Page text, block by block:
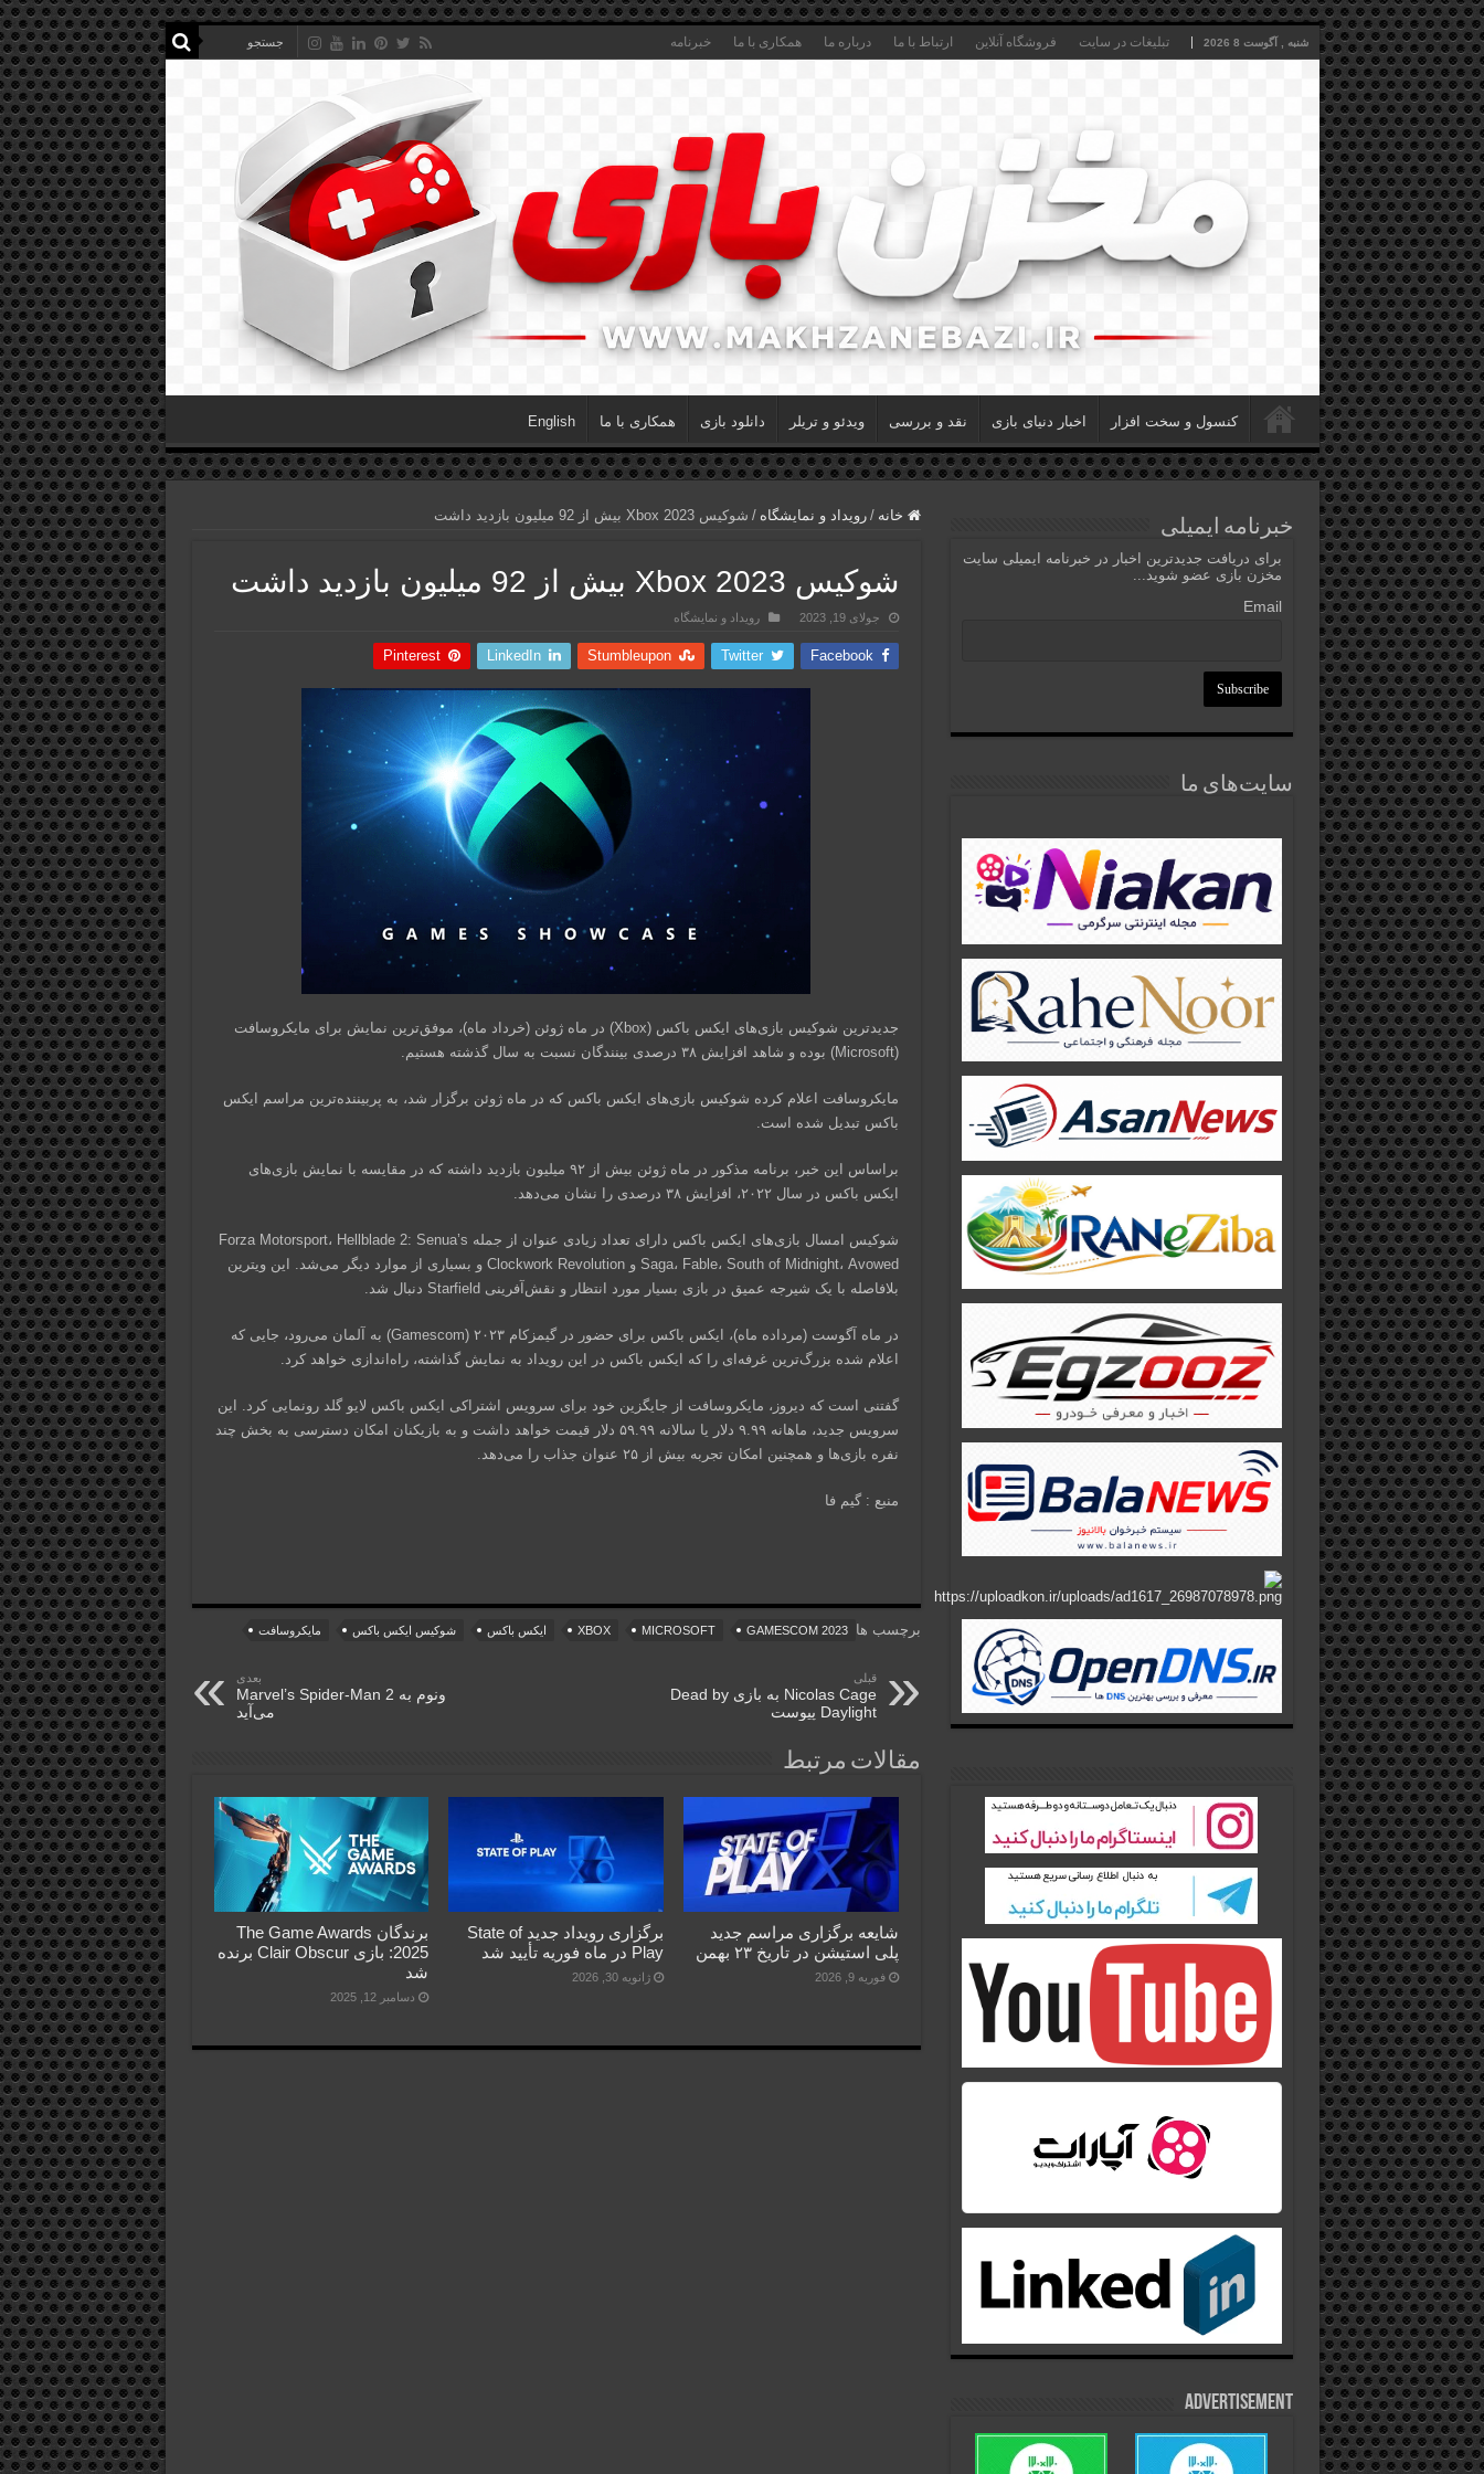
شنبه , آگوست 8 2026 تبلیغات در سایت فروشگاه آنلاین ارتباط با ما درباره ما همکاری با ما خبرنامه
کنسول و سخت افزار اخبار دنیای بازی نقد و بررسی ویدئو و تریلر دانلود بازی همکاری با ما English
خانه / رویداد و نمایشگاه / شوکیس Xbox 2023 بیش از 92 میلیون بازدید داشت
شوکیس Xbox 2023 بیش از 92 میلیون بازدید داشت
جولای 19, 2023 رویداد و نمایشگاه
Facebook
Twitter
Stumbleupon
LinkedIn
Pinterest
جدیدترین شوکیس بازی‌های ایکس باکس (Xbox) در ماه ژوئن (خرداد ماه)، موفق‌ترین نمایش برای مایکروسافت
(Microsoft) بوده و شاهد افزایش ۳۸ درصدی بینندگان نسبت به سال گذشته هستیم.
مایکروسافت اعلام کرده شوکیس بازی‌های ایکس باکس که در ماه ژوئن برگزار شد، به پربیننده‌ترین مراسم ایکس
باکس تبدیل شده است.
براساس این خبر، برنامه مذکور در ماه ژوئن بیش از ۹۲ میلیون بازدید داشته که در مقایسه با نمایش بازی‌های
ایکس باکس در سال ۲۰۲۲، افزایش ۳۸ درصدی را نشان می‌دهد.
شوکیس امسال بازی‌های ایکس‌ باکس دارای تعداد زیادی عنوان از جمله Forza Motorsport، Hellblade 2: Senua’s
Saga، Fable، South of Midnight، Avowed و Clockwork Revolution و بسیاری از موارد دیگر می‌شد. این ویترین
بلافاصله با یک شیرجه عمیق در بازی بسیار مورد انتظار و نقش‌آفرینی Starfield دنبال شد.
در ماه آگوست (مرداده ماه)، ایکس‌ باکس برای حضور در گیمزکام ۲۰۲۳ (Gamescom) به آلمان می‌رود، جایی که
اعلام شده بزرگ‌ترین غرفه‌ای را که ایکس‌ باکس در این رویداد به نمایش گذاشته، راه‌اندازی خواهد کرد.
گفتنی است که دیروز، مایکروسافت از جایگزین خود برای سرویس اشتراکی ایکس باکس لایو گلد رونمایی کرد. این
سرویس جدید، ماهانه ۹.۹۹ دلار یا سالانه ۵۹.۹۹ دلار قیمت خواهد داشت و به بازیکنان امکان دسترسی به بخش چند
نفره بازی‌ها و همچنین امکان تجربه بیش از ۲۵ عنوان جذاب را می‌دهد.
منبع : گیم فا
برچسب ها GAMESCOM 2023
MICROSOFT
XBOX ایکس باکس شوکیس ایکس باکس مایکروسافت
قبلی
Nicolas Cage به بازی Dead by
Daylight پیوست
بعدی
ونوم به Marvel’s Spider-Man 2
می‌آید
مقالات مرتبط
شایعه برگزاری مراسم جدید
پلی استیشن در تاریخ ۲۳ بهمن
فوریه 9, 2026
برگزاری رویداد جدید State of
Play در ماه فوریه تأیید شد
ژانویه 30, 2026
برندگان The Game Awards
2025: بازی Clair Obscur برنده
شد
دسامبر 12, 2025
خبرنامه ایمیلی
برای دریافت جدیدترین اخبار در خبرنامه ایمیلی سایت
مخزن بازی عضو شوید...
Email
سایت‌های ما
Advertisement